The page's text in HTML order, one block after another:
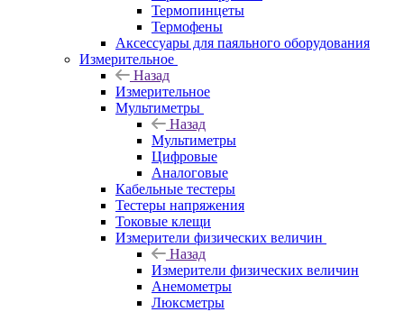
Термопинцеты
Термофены
Аксессуары для паяльного оборудования
Измерительное
Назад
Измерительное
Мультиметры
Назад
Мультиметры
Цифровые
Аналоговые
Кабельные тестеры
Тестеры напряжения
Токовые клещи
Измерители физических величин
Назад
Измерители физических величин
Анемометры
Люксметры